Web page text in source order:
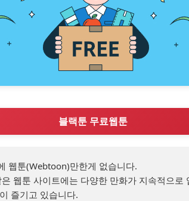
블랙툰 무료웹툰
웹툰(Webtoon)만한게 없습니다.
웹툰 사이트에는 다양한 만화가 지속적으로
즐기고 있습니다.